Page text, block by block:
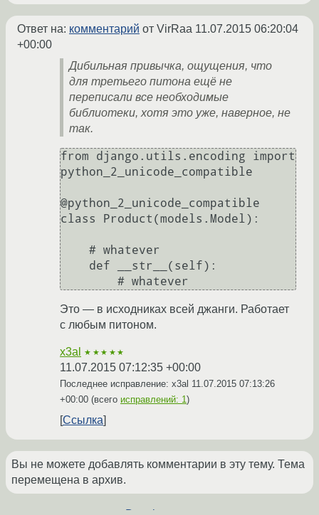
Ответ на: комментарий от VirRaa 11.07.2015 06:20:04
+00:00
Дибильная привычка, ощущения, что
для третьего питона ещё не
переписали все необходимые
библиотеки, хотя это уже, наверное, не
так.
from django.utils.encoding import
python_2_unicode_compatible
@python_2_unicode_compatible
class Product(models.Model):
Это — в исходниках всей джанги. Работает
с любым питоном.
x3al ★★★★★
11.07.2015 07:12:35 +00:00
Последнее исправление: x3al 11.07.2015 07:13:26
+00:00 (всего исправлений: 1)
Ссылка
Вы не можете добавлять комментарии в эту тему. Тема
перемещена в архив.